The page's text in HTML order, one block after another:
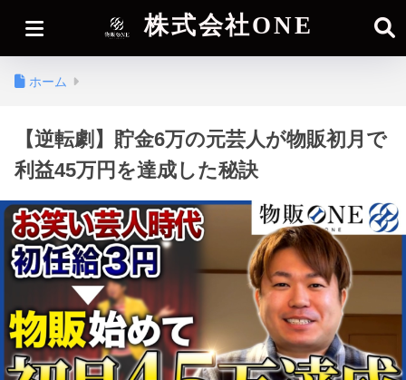
株式会社ONE
ホーム
【逆転劇】貯金6万の元芸人が物販初月で
利益45万円を達成した秘訣